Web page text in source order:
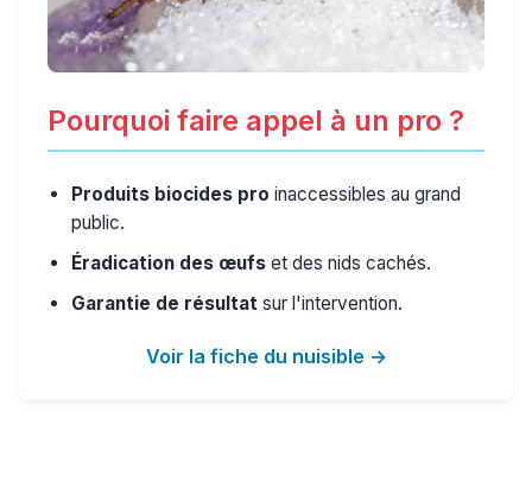
Pourquoi faire appel à un pro ?
Produits biocides pro inaccessibles au grand
public.
Éradication des œufs et des nids cachés.
Garantie de résultat sur l'intervention.
Voir la fiche du nuisible →